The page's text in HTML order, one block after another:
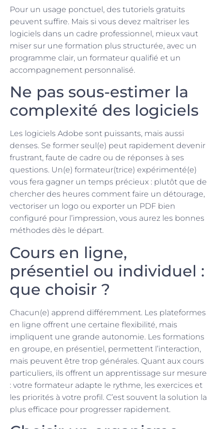
Pour un usage ponctuel, des tutoriels gratuits
peuvent suffire. Mais si vous devez maîtriser les
logiciels dans un cadre professionnel, mieux vaut
miser sur une formation plus structurée, avec un
programme clair, un formateur qualifié et un
accompagnement personnalisé.
Ne pas sous-estimer la
complexité des logiciels
Les logiciels Adobe sont puissants, mais aussi
denses. Se former seul(e) peut rapidement devenir
frustrant, faute de cadre ou de réponses à ses
questions. Un(e) formateur(trice) expérimenté(e)
vous fera gagner un temps précieux : plutôt que de
chercher des heures comment faire un détourage,
vectoriser un logo ou exporter un PDF bien
configuré pour l’impression, vous aurez les bonnes
méthodes dès le départ.
Cours en ligne,
présentiel ou individuel :
que choisir ?
Chacun(e) apprend différemment. Les plateformes
en ligne offrent une certaine flexibilité, mais
impliquent une grande autonomie. Les formations
en groupe, en présentiel, permettent l’interaction,
mais peuvent être trop générales. Quant aux cours
particuliers, ils offrent un apprentissage sur mesure
: votre formateur adapte le rythme, les exercices et
les priorités à votre profil. C’est souvent la solution la
plus efficace pour progresser rapidement.